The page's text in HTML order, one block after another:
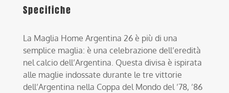
Specifiche
La Maglia Home Argentina 26 è più di una
semplice maglia: è una celebrazione dell’eredità
nel calcio dell’Argentina. Questa divisa è ispirata
alle maglie indossate durante le tre vittorie
dell’Argentina nella Coppa del Mondo del ’78, ’86